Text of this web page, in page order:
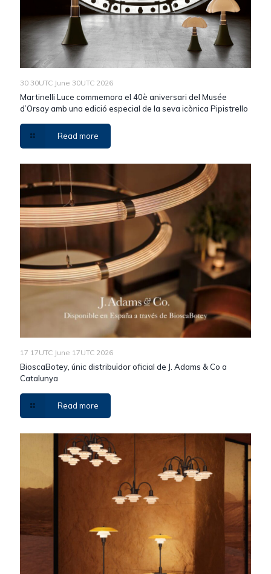
30 30UTC June 30UTC 2026
Martinelli Luce commemora el 40è aniversari del Musée
d’Orsay amb una edició especial de la seva icònica Pipistrello
Read more
17 17UTC June 17UTC 2026
BioscaBotey, únic distribuïdor oficial de J. Adams & Co a
Catalunya
Read more